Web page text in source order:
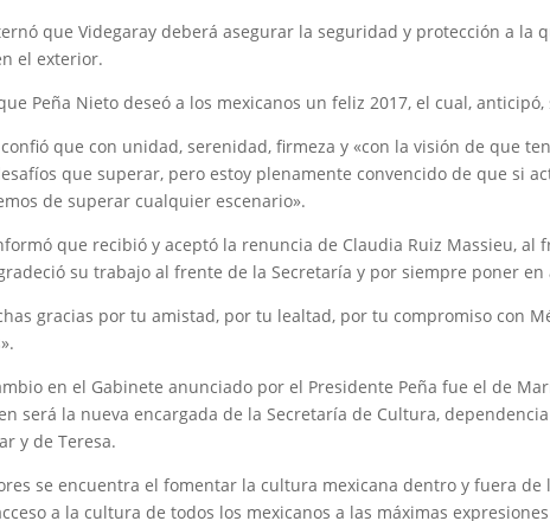
que Videgaray deberá asegurar la seguridad y protección a la
el exterior.
Peña Nieto deseó a los mexicanos un feliz 2017, el cual,
que con unidad, serenidad, firmeza y «con la visión de que
que superar, pero estoy plenamente convencido de que si
de superar cualquier escenario».
que recibió y aceptó la renuncia de Claudia Ruiz Massieu, al
su trabajo al frente de la Secretaría y por siempre poner
gracias por tu amistad, por tu lealtad, por tu compromiso con
en el Gabinete anunciado por el Presidente Peña fue el de
será la nueva encargada de la Secretaría de Cultura,
y de Teresa.
se encuentra el fomentar la cultura mexicana dentro y fuera de
a la cultura de todos los mexicanos a las máximas